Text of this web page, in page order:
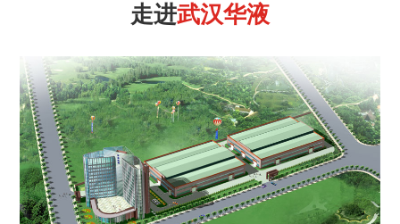
走进武汉华液